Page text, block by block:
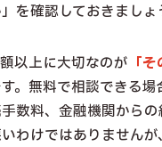
を確認しておきましょ
以上に大切なのが 「
。無料で相談できる
数料、金融機関から
わけではありませんが、